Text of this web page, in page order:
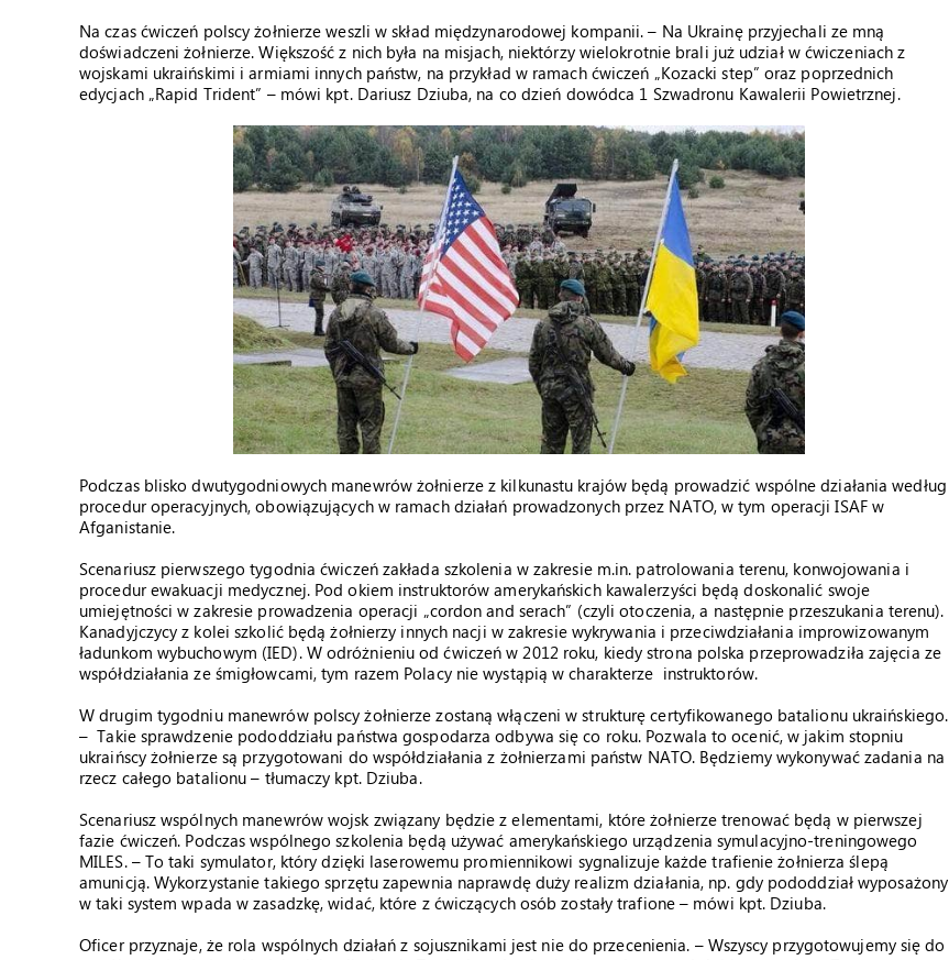
Na czas ćwiczeń polscy żołnierze weszli w skład międzynarodowej kompanii. – Na Ukrainę przyjechali ze mną
doświadczeni żołnierze. Większość z nich była na misjach, niektórzy wielokrotnie brali już udział w ćwiczeniach z
wojskami ukraińskimi i armiami innych państw, na przykład w ramach ćwiczeń „Kozacki step” oraz poprzednich
edycjach „Rapid Trident” – mówi kpt. Dariusz Dziuba, na co dzień dowódca 1 Szwadronu Kawalerii Powietrznej.
Podczas blisko dwutygodniowych manewrów żołnierze z kilkunastu krajów będą prowadzić wspólne działania według
procedur operacyjnych, obowiązujących w ramach działań prowadzonych przez NATO, w tym operacji ISAF w
Afganistanie.
Scenariusz pierwszego tygodnia ćwiczeń zakłada szkolenia w zakresie m.in. patrolowania terenu, konwojowania i
procedur ewakuacji medycznej. Pod okiem instruktorów amerykańskich kawalerzyści będą doskonalić swoje
umiejętności w zakresie prowadzenia operacji „cordon and serach” (czyli otoczenia, a następnie przeszukania terenu).
Kanadyjczycy z kolei szkolić będą żołnierzy innych nacji w zakresie wykrywania i przeciwdziałania improwizowanym
ładunkom wybuchowym (IED). W odróżnieniu od ćwiczeń w 2012 roku, kiedy strona polska przeprowadziła zajęcia ze
współdziałania ze śmigłowcami, tym razem Polacy nie wystąpią w charakterze instruktorów.
W drugim tygodniu manewrów polscy żołnierze zostaną włączeni w strukturę certyfikowanego batalionu ukraińskiego.
– Takie sprawdzenie pododdziału państwa gospodarza odbywa się co roku. Pozwala to ocenić, w jakim stopniu
ukraińscy żołnierze są przygotowani do współdziałania z żołnierzami państw NATO. Będziemy wykonywać zadania na
rzecz całego batalionu – tłumaczy kpt. Dziuba.
Scenariusz wspólnych manewrów wojsk związany będzie z elementami, które żołnierze trenować będą w pierwszej
fazie ćwiczeń. Podczas wspólnego szkolenia będą używać amerykańskiego urządzenia symulacyjno-treningowego
MILES. – To taki symulator, który dzięki laserowemu promiennikowi sygnalizuje każde trafienie żołnierza ślepą
amunicją. Wykorzystanie takiego sprzętu zapewnia naprawdę duży realizm działania, np. gdy pododdział wyposażony
w taki system wpada w zasadzkę, widać, które z ćwiczących osób zostały trafione – mówi kpt. Dziuba.
Oficer przyznaje, że rola wspólnych działań z sojusznikami jest nie do przecenienia. – Wszyscy przygotowujemy się do